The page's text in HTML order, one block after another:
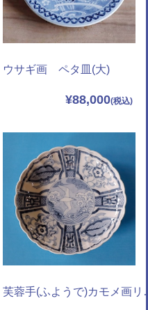
ウサギ画 ペタ皿(大)
¥88,000
芙蓉手(